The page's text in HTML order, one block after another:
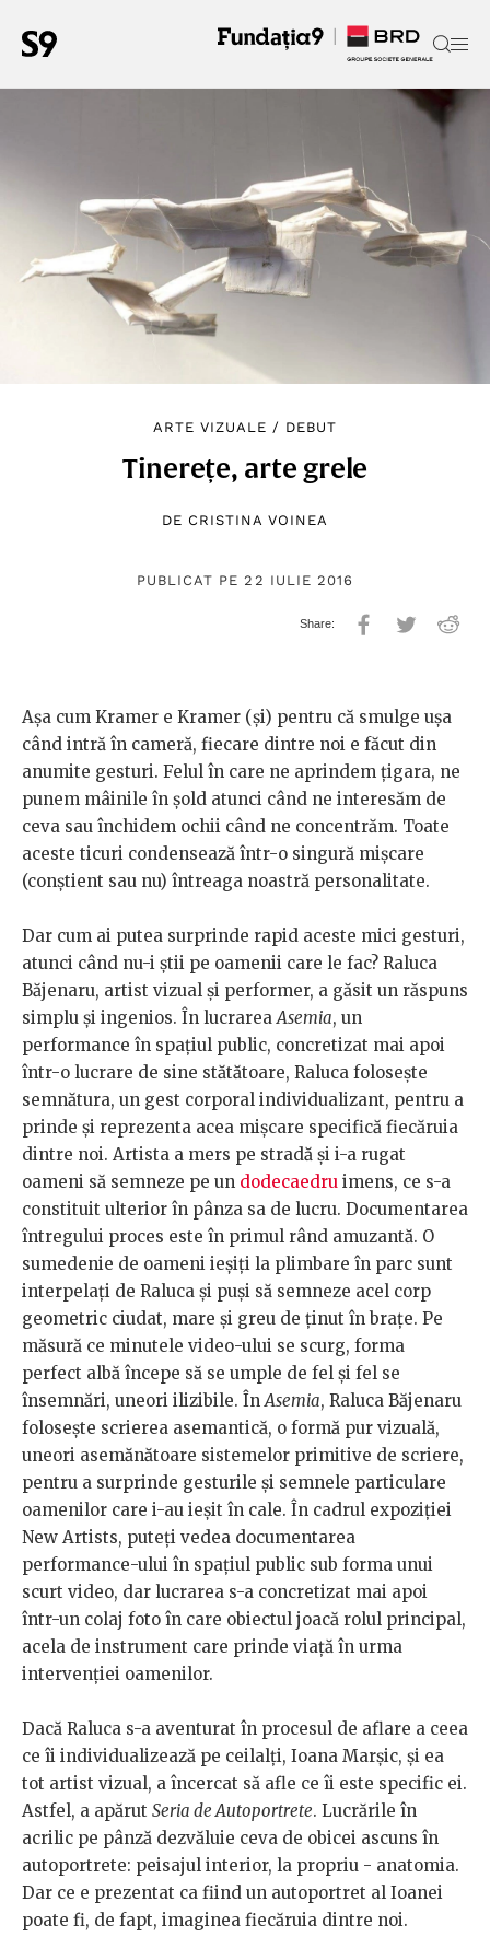
ARTE VIZUALE / DEBUT
Tinerețe, arte grele
DE CRISTINA VOINEA
PUBLICAT PE 22 IULIE 2016
Așa cum Kramer e Kramer (și) pentru că smulge ușa
când intră în cameră, fiecare dintre noi e făcut din
anumite gesturi. Felul în care ne aprindem țigara, ne
punem mâinile în șold atunci când ne interesăm de
ceva sau închidem ochii când ne concentrăm. Toate
aceste ticuri condensează într-o singură mișcare
(conștient sau nu) întreaga noastră personalitate.
Dar cum ai putea surprinde rapid aceste mici gesturi,
atunci când nu-i știi pe oamenii care le fac? Raluca
Băjenaru, artist vizual și performer, a găsit un răspuns
simplu și ingenios. În lucrareaAsemia, un
performance în spațiul public, concretizat mai apoi
într-o lucrare de sine stătătoare, Raluca folosește
semnătura, un gest corporal individualizant, pentru a
prinde și reprezenta acea mișcare specifică fiecăruia
dintre noi. Artista a mers pe stradă și i-a rugat
oameni să semneze pe un dodecaedru imens, ce s-a
constituit ulterior în pânza sa de lucru. Documentarea
întregului proces este în primul rând amuzantă. O
sumedenie de oameni ieșiți la plimbare în parc sunt
interpelați de Raluca și puși să semneze acel corp
geometric ciudat, mare și greu de ținut în brațe. Pe
măsură ce minutele video-ului se scurg, forma
perfect albă începe să se umple de fel și fel se
însemnări, uneori ilizibile. ÎnAsemia, Raluca Băjenaru
folosește scrierea asemantică, o formă pur vizuală,
uneori asemănătoare sistemelor primitive de scriere,
pentru a surprinde gesturile și semnele particulare
oamenilor care i-au ieșit în cale. În cadrul expoziției
New Artists, puteți vedea documentarea
performance-ului în spațiul public sub forma unui
scurt video, dar lucrarea s-a concretizat mai apoi
într-un colaj foto în care obiectul joacă rolul principal,
acela de instrument care prinde viață în urma
intervenției oamenilor.
Dacă Raluca s-a aventurat în procesul de aflare a ceea
ce îi individualizează pe ceilalți, Ioana Marșic, și ea
tot artist vizual, a încercat să afle ce îi este specific ei.
Astfel, a apărut Seria de Autoportrete. Lucrările în
acrilic pe pânză dezvăluie ceva de obicei ascuns în
autoportrete: peisajul interior, la propriu - anatomia.
Dar ce e prezentat ca fiind un autoportret al Ioanei
poate fi, de fapt, imaginea fiecăruia dintre noi.